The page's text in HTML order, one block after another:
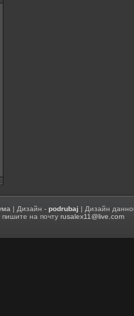
| Дизайн -podrubaj | Дизайн
пишите на почтуrusalex11@live.com